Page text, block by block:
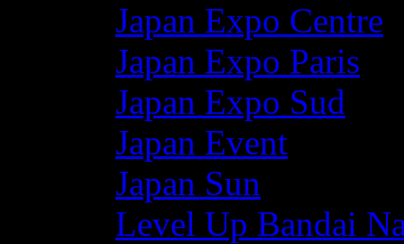
Japan Expo Centre
Japan Expo Paris
Japan Expo Sud
Japan Event
Japan Sun
Level Up Bandai